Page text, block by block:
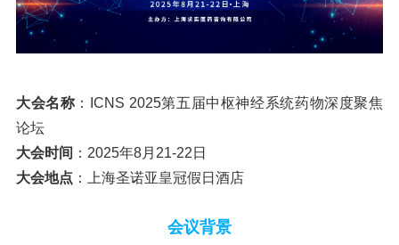
大会名称 ：
ICNS 2025第五届中枢神经系统药物深度聚焦
论坛
大会时间 ： 2025年8月21-22日
大会地点 ：上海圣诺亚皇冠假日酒店
会议背景